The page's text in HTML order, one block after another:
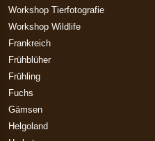
Workshop Tierfotografie
Workshop Wildlife
Frankreich
Frühblüher
Frühling
Fuchs
Gämsen
Helgoland